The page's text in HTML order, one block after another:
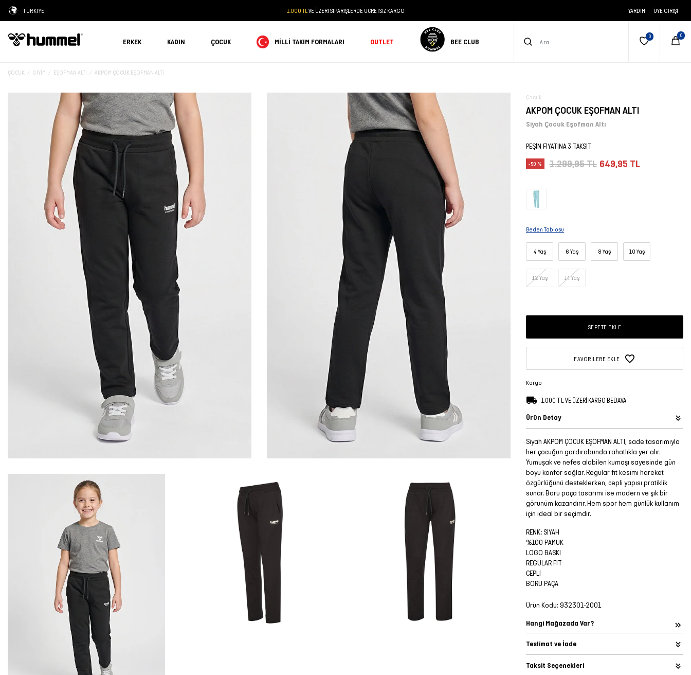
TÜRKİYE 1.000 TL VE ÜZERİ SİPARİŞLERDE ÜCRETSİZ KARGO YARDIM ÜYE GIRIŞI
ERKEK KADIN ÇOCUK MILLI TAKIM FORMALARI OUTLET BEE CLUB
ÇOCUK GIYIM EŞOFMAN ALTI AKPOM ÇOCUK EŞOFMAN ALTI
Çocuk
AKPOM ÇOCUK EŞOFMAN ALTI
Siyah Çocuk Eşofman Altı
PEŞİN FİYATINA 3 TAKSİT
-50 % 1.299,95 TL 649,95 TL
Beden Tablosu
4 Yaş 6 Yaş 8 Yaş 10 Yaş
12 Yaş 14 Yaş
SEPETE EKLE
FAVORILERE EKLE
Kargo
1.000 TL VE ÜZERİ KARGO BEDAVA
Ürün Detay
Siyah AKPOM ÇOCUK EŞOFMAN ALTI, sade tasarımıyla
her çocuğun gardırobunda rahatlıkla yer alır.
Yumuşak ve nefes alabilen kumaşı sayesinde gün
boyu konfor sağlar. Regular fit kesimi hareket
özgürlüğünü desteklerken, cepli yapısı pratiklik
sunar. Boru paça tasarımı ise modern ve şık bir
görünüm kazandırır. Hem spor hem günlük kullanım
için ideal bir seçimdir.
RENK: SİYAH
%100 PAMUK
LOGO BASKI
REGULAR FIT
CEPLİ
BORU PAÇA
Ürün Kodu: 932301-2001
Hangi Mağazada Var?
Teslimat ve İade
Taksit Seçenekleri